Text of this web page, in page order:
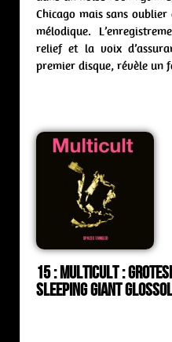
Chicago mais sans
mélodique.
relief et la voix
premier disque, révèle un
15 : Multicult :
Sleeping Giant